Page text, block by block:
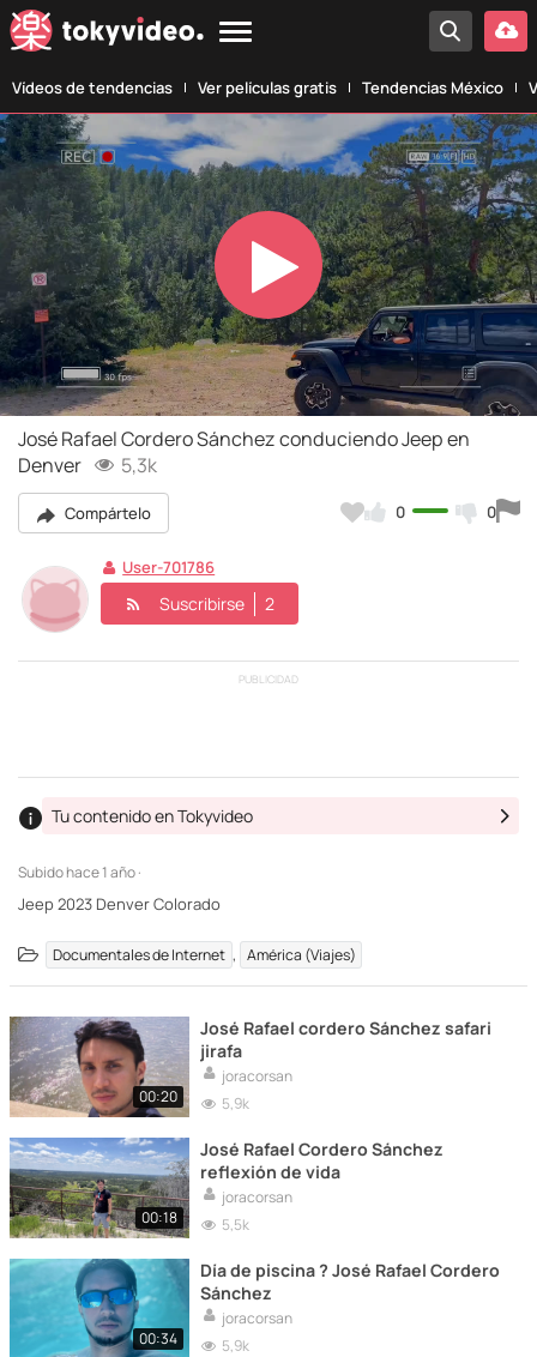
Vídeos de tendencias Ver películas gratis Tendencias México
Play
Video
José Rafael Cordero Sánchez conduciendo Jeep en
Denver
5,3k
Compártelo 0 0
User-701786
Suscribirse 2
PUBLICIDAD
Subidohace 1 año ·
Tu contenido en Tokyvideo
Jeep 2023 Denver Colorado
Documentales de Internet , América (Viajes)
00:20
José Rafael cordero Sánchez safari
jirafa
joracorsan
5,9k
00:18
José Rafael Cordero Sánchez
reflexión de vida
joracorsan
5,5k
00:34
Día de piscina ? José Rafael Cordero
Sánchez
joracorsan
5,9k